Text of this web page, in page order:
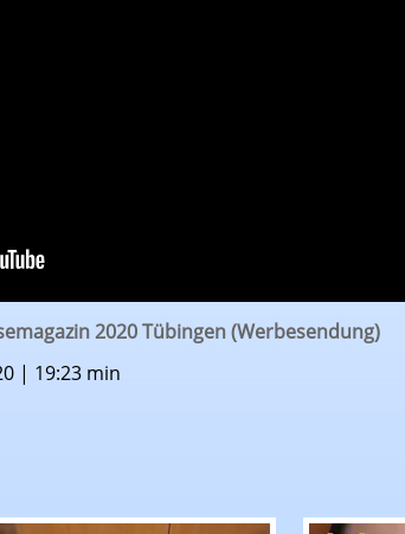
2020 Tübingen (Werbesendung)
| 19:23 min